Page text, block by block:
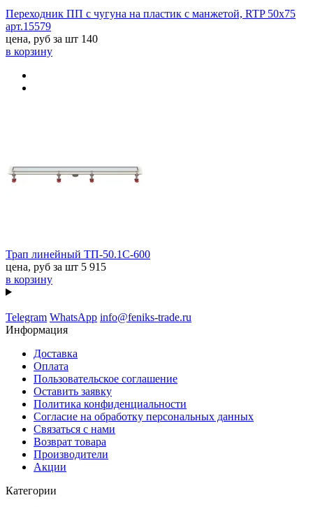
Переходник ПП с чугуна на пластик с манжетой, RTP 50х75
арт.15579
цена, руб за шт 140
в корзину
Трап линейный ТП-50.1C-600
цена, руб за шт 5 915
в корзину
Telegram WhatsApp info@feniks-trade.ru
Информация
Доставка
Оплата
Пользовательское соглашение
Оставить заявку
Политика конфиденциальности
Согласие на обработку персональных данных
Связаться с нами
Возврат товара
Производители
Акции
Категории